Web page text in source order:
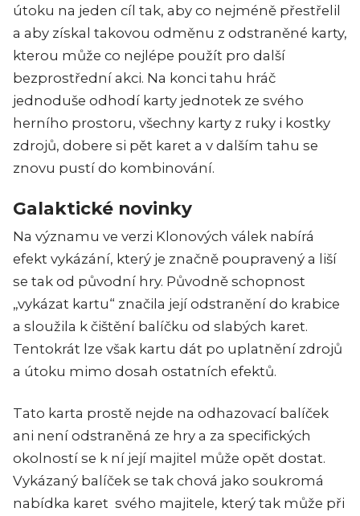
útoku na jeden cíl tak, aby co nejméně přestřelil
a aby získal takovou odměnu z odstraněné karty,
kterou může co nejlépe použít pro další
bezprostřední akci. Na konci tahu hráč
jednoduše odhodí karty jednotek ze svého
herního prostoru, všechny karty z ruky i kostky
zdrojů, dobere si pět karet a v dalším tahu se
znovu pustí do kombinování.
Galaktické novinky
Na významu ve verzi Klonových válek nabírá
efekt vykázání, který je značně poupravený a liší
se tak od původní hry. Původně schopnost
„vykázat kartu“ značila její odstranění do krabice
a sloužila k čištění balíčku od slabých karet.
Tentokrát lze však kartu dát po uplatnění zdrojů
a útoku mimo dosah ostatních efektů.
Tato karta prostě nejde na odhazovací balíček
ani není odstraněná ze hry a za specifických
okolností se k ní její majitel může opět dostat.
Vykázaný balíček se tak chová jako soukromá
nabídka karet svého majitele, který tak může při